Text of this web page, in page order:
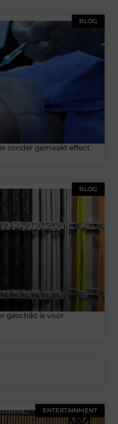
BLOG
zonder gemaakt effect
BLOG
geschikt is voor
ENTERTAINMENT